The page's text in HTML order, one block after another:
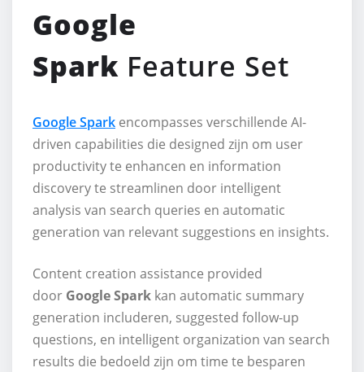
Google
Spark Feature Set
Google Spark encompasses verschillende AI-
driven capabilities die designed zijn om user
productivity te enhancen en information
discovery te streamlinen door intelligent
analysis van search queries en automatic
generation van relevant suggestions en insights.
Content creation assistance provided
door Google Spark kan automatic summary
generation includeren, suggested follow-up
questions, en intelligent organization van search
results die bedoeld zijn om time te besparen